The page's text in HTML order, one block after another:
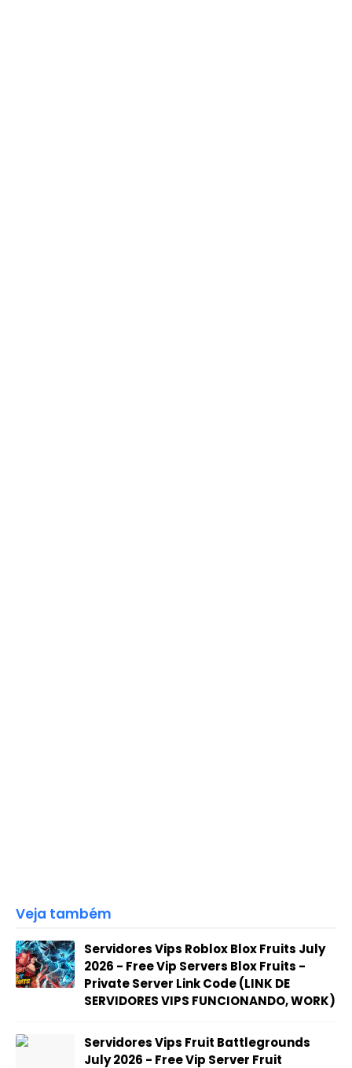
Veja também
Servidores Vips Roblox Blox Fruits July
2026 - Free Vip Servers Blox Fruits -
Private Server Link Code (LINK DE
SERVIDORES VIPS FUNCIONANDO, WORK)
Servidores Vips Fruit Battlegrounds
July 2026 - Free Vip Server Fruit